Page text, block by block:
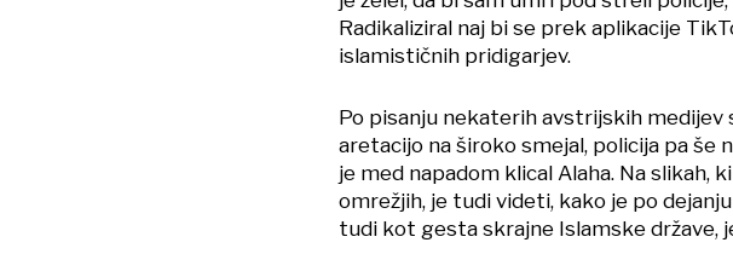
Radikaliziral naj bi se prek aplikacije
islamističnih pridigarjev.
Po pisanju nekaterih avstrijskih medijev
aretacijo na široko smejal, policija pa še
je med napadom klical Alaha. Na slikah,
omrežjih, je tudi videti, kako je po
tudi kot gesta skrajne Islamske države,